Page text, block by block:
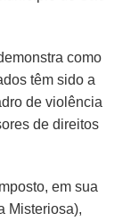
como
têm sido a
de violência
de direitos
em sua
Misteriosa),